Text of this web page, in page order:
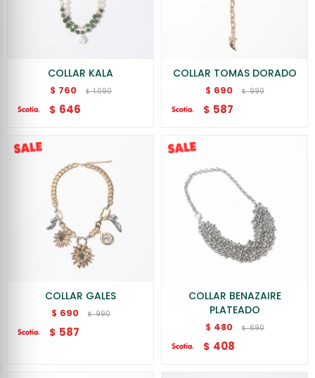
COLLAR KALA
$ 760 $ 1.090
$ 646
COLLAR TOMAS DORADO
$ 690 $ 990
$ 587
COLLAR GALES
$ 690 $ 990
$ 587
COLLAR BENAZAIRE
PLATEADO
$ 480 $ 690
$ 408